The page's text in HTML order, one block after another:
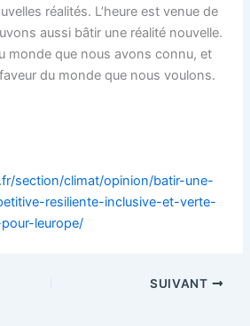
réalités. L’heure est venue de
aussi bâtir une réalité nouvelle.
monde que nous avons connu, et
du monde que nous voulons.
section/climat/opinion/batir-une-
resiliente-inclusive-et-verte-
leurope/
SUIVANT